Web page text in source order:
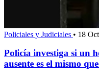
Policiales y Judiciales • 18
Policía investiga si un
ausente es el mismo